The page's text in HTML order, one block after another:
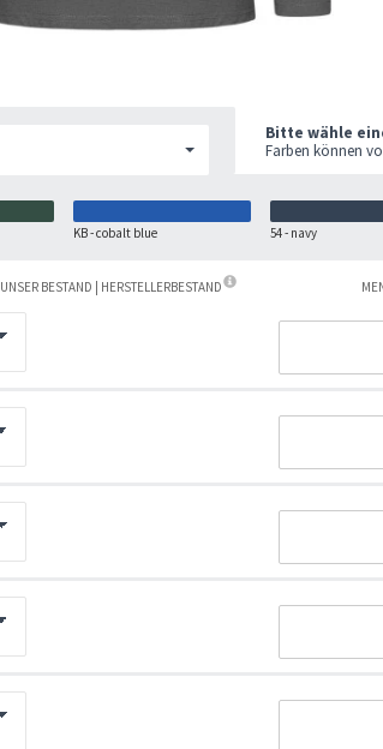
KB - cobalt blue 54 - navy
Bitte wähle
Farben können
UNSER BESTAND | HERSTELLERBESTAND